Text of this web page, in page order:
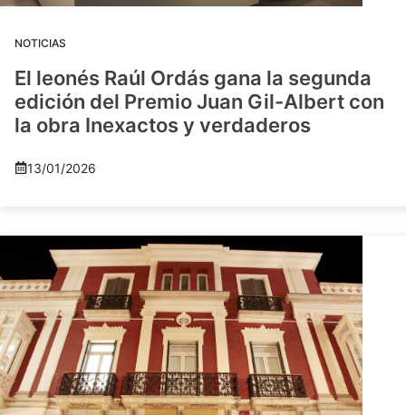
NOTICIAS
El leonés Raúl Ordás gana la segunda
edición del Premio Juan Gil-Albert con
la obra Inexactos y verdaderos
13/01/2026